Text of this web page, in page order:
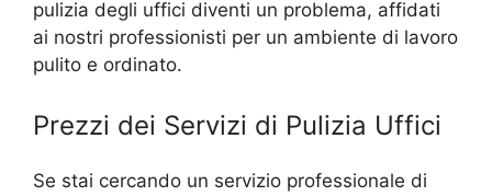
pulizia degli uffici diventi un problema, affidati
ai nostri professionisti per un ambiente di lavoro
pulito e ordinato.
Prezzi dei Servizi di Pulizia Uffici
Se stai cercando un servizio professionale di